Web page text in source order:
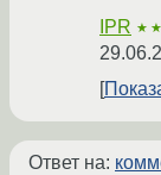
IPR
Ответ на: